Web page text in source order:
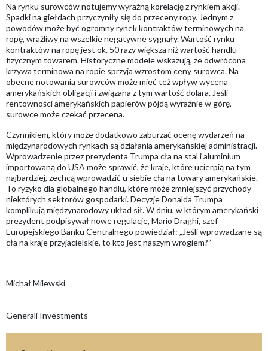
Na rynku surowców notujemy wyraźną korelację z rynkiem akcji.
Spadki na giełdach przyczyniły się do przeceny ropy. Jednym z
powodów może być ogromny rynek kontraktów terminowych na
ropę, wrażliwy na wszelkie negatywne sygnały. Wartość rynku
kontraktów na ropę jest ok. 50 razy większa niż wartość handlu
fizycznym towarem. Historyczne modele wskazują, że odwrócona
krzywa terminowa na ropie sprzyja wzrostom ceny surowca. Na
obecne notowania surowców może mieć też wpływ wycena
amerykańskich obligacji i związana z tym wartość dolara. Jeśli
rentowności amerykańskich papierów pójdą wyraźnie w górę,
surowce może czekać przecena.
Czynnikiem, który może dodatkowo zaburzać ocenę wydarzeń na
międzynarodowych rynkach są działania amerykańskiej administracji.
Wprowadzenie przez prezydenta Trumpa cła na stal i aluminium
importowaną do USA może sprawić, że kraje, które ucierpią na tym
najbardziej, zechcą wprowadzić u siebie cła na towary amerykańskie.
To ryzyko dla globalnego handlu, które może zmniejszyć przychody
niektórych sektorów gospodarki. Decyzje Donalda Trumpa
komplikują międzynarodowy układ sił. W dniu, w którym amerykański
prezydent podpisywał nowe regulacje, Mario Draghi, szef
Europejskiego Banku Centralnego powiedział: „Jeśli wprowadzane są
cła na kraje przyjacielskie, to kto jest naszym wrogiem?”
Michał Milewski
Generali Investments